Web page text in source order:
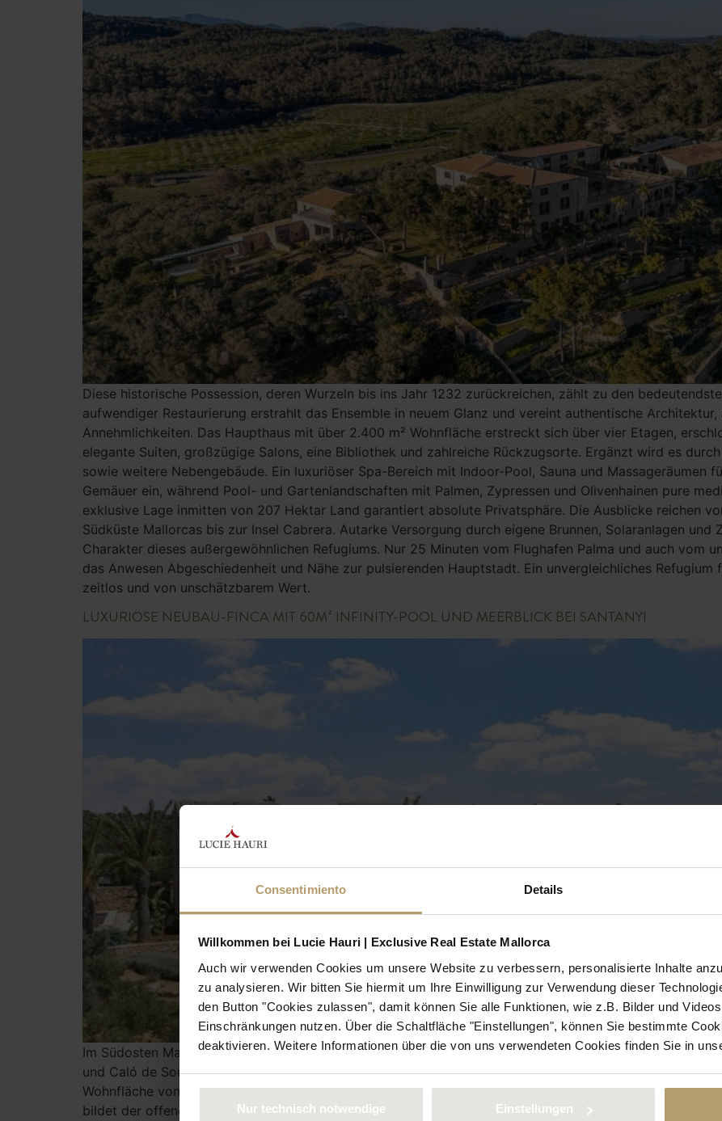
Consentimiento Details
Willkommen bei Lucie Hauri | Exclusive Real Estate Mallorca
Auch wir verwenden Cookies um unsere Website zu verbessern, personalisierte Inhalte
zu analysieren. Wir bitten Sie hiermit um Ihre Einwilligung zur Verwendung dieser
den Button "Cookies zulassen", damit können Sie alle Funktionen, wie z.B. Bilder und
Einschränkungen nutzen. Über die Schaltfläche "Einstellungen", können Sie bestimmte
deaktivieren. Weitere Informationen über die von uns verwendeten Cookies finden Sie in
Nur technisch notwendige Einstellungen
Diese historische Possession, deren Wurzeln bis ins Jahr 1232 zurückreichen, zählt zu den
aufwendiger Restaurierung erstrahlt das Ensemble in neuem Glanz und vereint authentische
Annehmlichkeiten. Das Haupthaus mit über 2.400 m² Wohnfläche erstreckt sich über vier Etagen,
elegante Suiten, großzügige Salons, eine Bibliothek und zahlreiche Rückzugsorte. Ergänzt wird es
sowie weitere Nebengebäude. Ein luxuriöser Spa-Bereich mit Indoor-Pool, Sauna und Massageräumen
Gemäuer ein, während Pool- und Gartenlandschaften mit Palmen, Zypressen und Olivenhainen pure
exklusive Lage inmitten von 207 Hektar Land garantiert absolute Privatsphäre. Die Ausblicke reichen
Südküste Mallorcas bis zur Insel Cabrera. Autarke Versorgung durch eigene Brunnen, Solaranlagen
Charakter dieses außergewöhnlichen Refugiums. Nur 25 Minuten vom Flughafen Palma und auch vom
das Anwesen Abgeschiedenheit und Nähe zur pulsierenden Hauptstadt. Ein unvergleichliches
zeitlos und von unschätzbarem Wert.
LUXURIÖSE NEUBAU-FINCA MIT 60M² INFINITY-POOL UND MEERBLICK BEI SANTANYI
Im Südosten Mallorcas, unweit des charmanten Dorfes Santanyí und nur wenige Minuten von den
und Caló de Son Moro entfernt, präsentiert sich diese Neubaufinca. Auf einem weitläufigen Grundstück
Wohnfläche von rund 596 m², die durch klare Architektur, lichtdurchflutete Räume und ein
bildet der offene Wohn- und Essbereich mit Kamin, der sich harmonisch mit der modernen Küche